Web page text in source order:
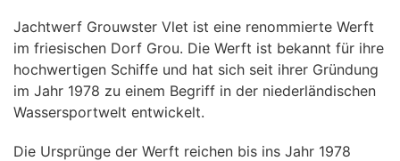
Jachtwerf Grouwster Vlet ist eine renommierte Werft
im friesischen Dorf Grou. Die Werft ist bekannt für ihre
hochwertigen Schiffe und hat sich seit ihrer Gründung
im Jahr 1978 zu einem Begriff in der niederländischen
Wassersportwelt entwickelt.
Die Ursprünge der Werft reichen bis ins Jahr 1978